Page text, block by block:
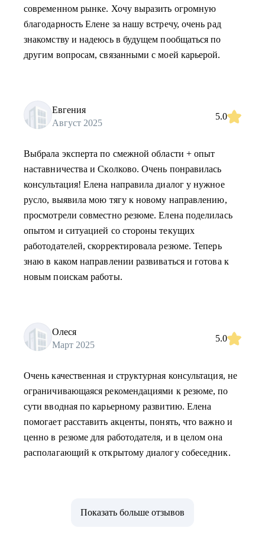
современном рынке. Хочу выразить огромную
благодарность Елене за нашу встречу, очень рад
знакомству и надеюсь в будущем пообщаться по
другим вопросам, связанными с моей карьерой.
Евгения
Август 2025
5.0
Выбрала эксперта по смежной области + опыт
наставничества и Сколково. Очень понравилась
консультация! Елена направила диалог у нужное
русло, выявила мою тягу к новому направлению,
просмотрели совместно резюме. Елена поделилась
опытом и ситуацией со стороны текущих
работодателей, скорректировала резюме. Теперь
знаю в каком направлении развиваться и готова к
новым поискам работы.
Олеся
Март 2025
5.0
Очень качественная и структурная консультация, не
ограничивающаяся рекомендациями к резюме, по
сути вводная по карьерному развитию. Елена
помогает расставить акценты, понять, что важно и
ценно в резюме для работодателя, и в целом она
располагающий к открытому диалогу собеседник.
Показать больше отзывов